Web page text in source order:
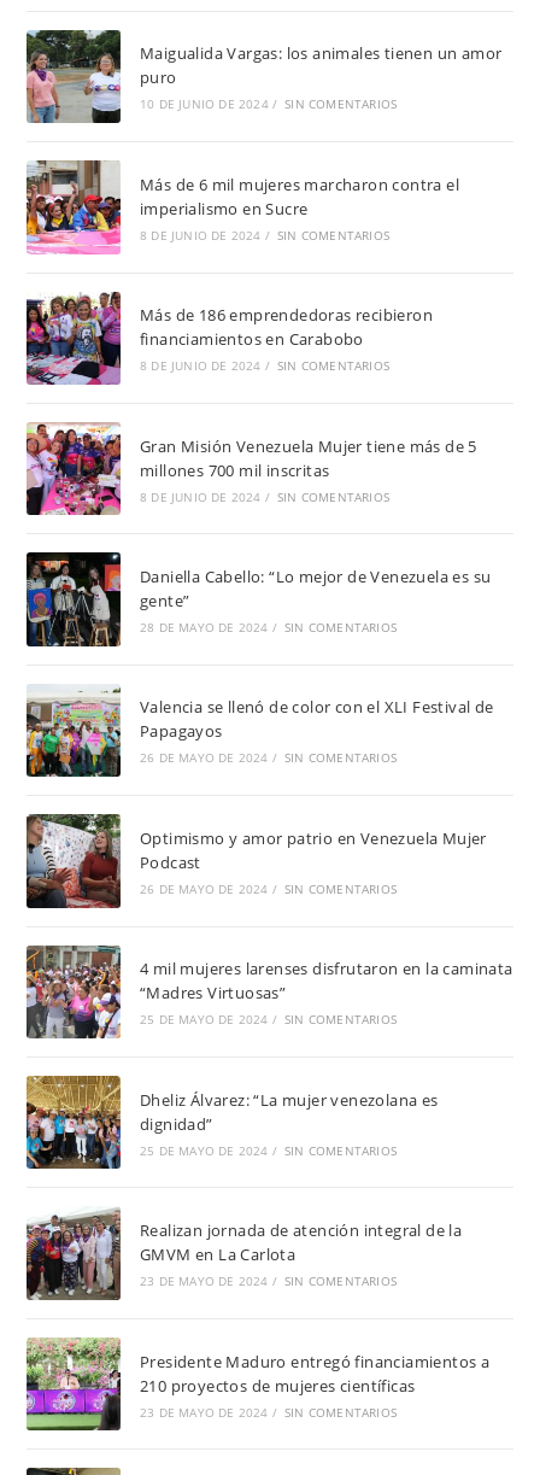
Maigualida Vargas: los animales tienen un amor
puro
10 DE JUNIO DE 2024 / SIN COMENTARIOS
Más de 6 mil mujeres marcharon contra el
imperialismo en Sucre
8 DE JUNIO DE 2024 / SIN COMENTARIOS
Más de 186 emprendedoras recibieron
financiamientos en Carabobo
8 DE JUNIO DE 2024 / SIN COMENTARIOS
Gran Misión Venezuela Mujer tiene más de 5
millones 700 mil inscritas
8 DE JUNIO DE 2024 / SIN COMENTARIOS
Daniella Cabello: “Lo mejor de Venezuela es su
gente”
28 DE MAYO DE 2024 / SIN COMENTARIOS
Valencia se llenó de color con el XLI Festival de
Papagayos
26 DE MAYO DE 2024 / SIN COMENTARIOS
Optimismo y amor patrio en Venezuela Mujer
Podcast
26 DE MAYO DE 2024 / SIN COMENTARIOS
4 mil mujeres larenses disfrutaron en la caminata
“Madres Virtuosas”
25 DE MAYO DE 2024 / SIN COMENTARIOS
Dheliz Álvarez: “La mujer venezolana es
dignidad”
25 DE MAYO DE 2024 / SIN COMENTARIOS
Realizan jornada de atención integral de la
GMVM en La Carlota
23 DE MAYO DE 2024 / SIN COMENTARIOS
Presidente Maduro entregó financiamientos a
210 proyectos de mujeres científicas
23 DE MAYO DE 2024 / SIN COMENTARIOS